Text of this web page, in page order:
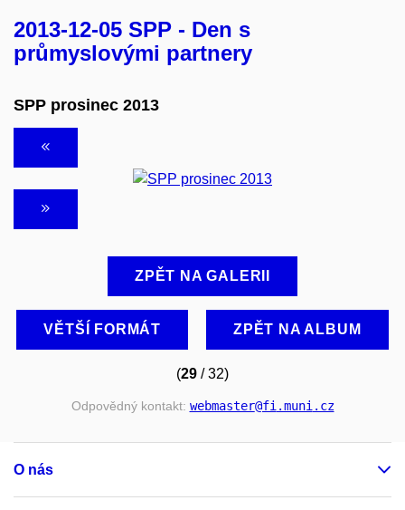
2013-12-05 SPP - Den s
průmyslovými partnery
SPP prosinec 2013
ZPĚT NA GALERII
VĚTŠÍ FORMÁT ZPĚT NA ALBUM
(29 / 32)
Odpovědný kontakt: webmaster@fi.muni.cz
O nás